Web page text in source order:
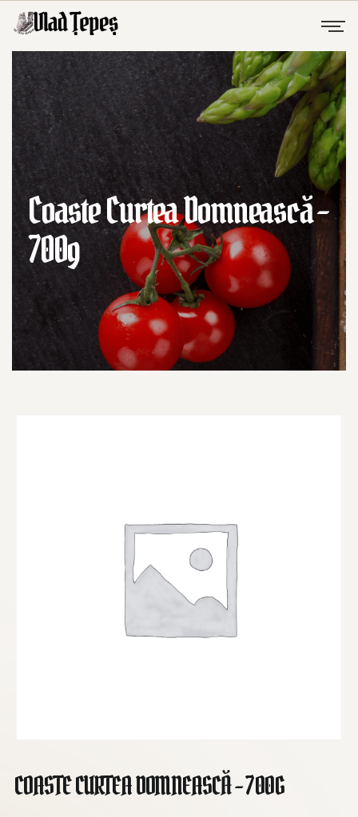
Coaste Curtea Domnească –
700g
COASTE CURTEA DOMNEASCĂ – 700G